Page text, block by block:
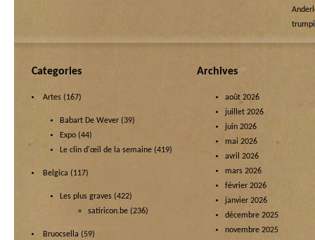
Categories
Artes (167)
Babart De Wever (39)
Expo (44)
Le clin d'œil de la semaine (419)
Belgica (117)
Les plus graves (422)
satiricon.be (236)
Bruocsella (59)
Archives
août 2026
juillet 2026
juin 2026
mai 2026
avril 2026
mars 2026
février 2026
janvier 2026
décembre 2025
novembre 2025